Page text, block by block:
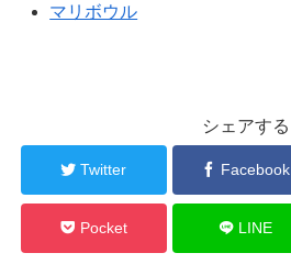
マリボウル
シェアする
Twitter Facebook
Pocket LINE